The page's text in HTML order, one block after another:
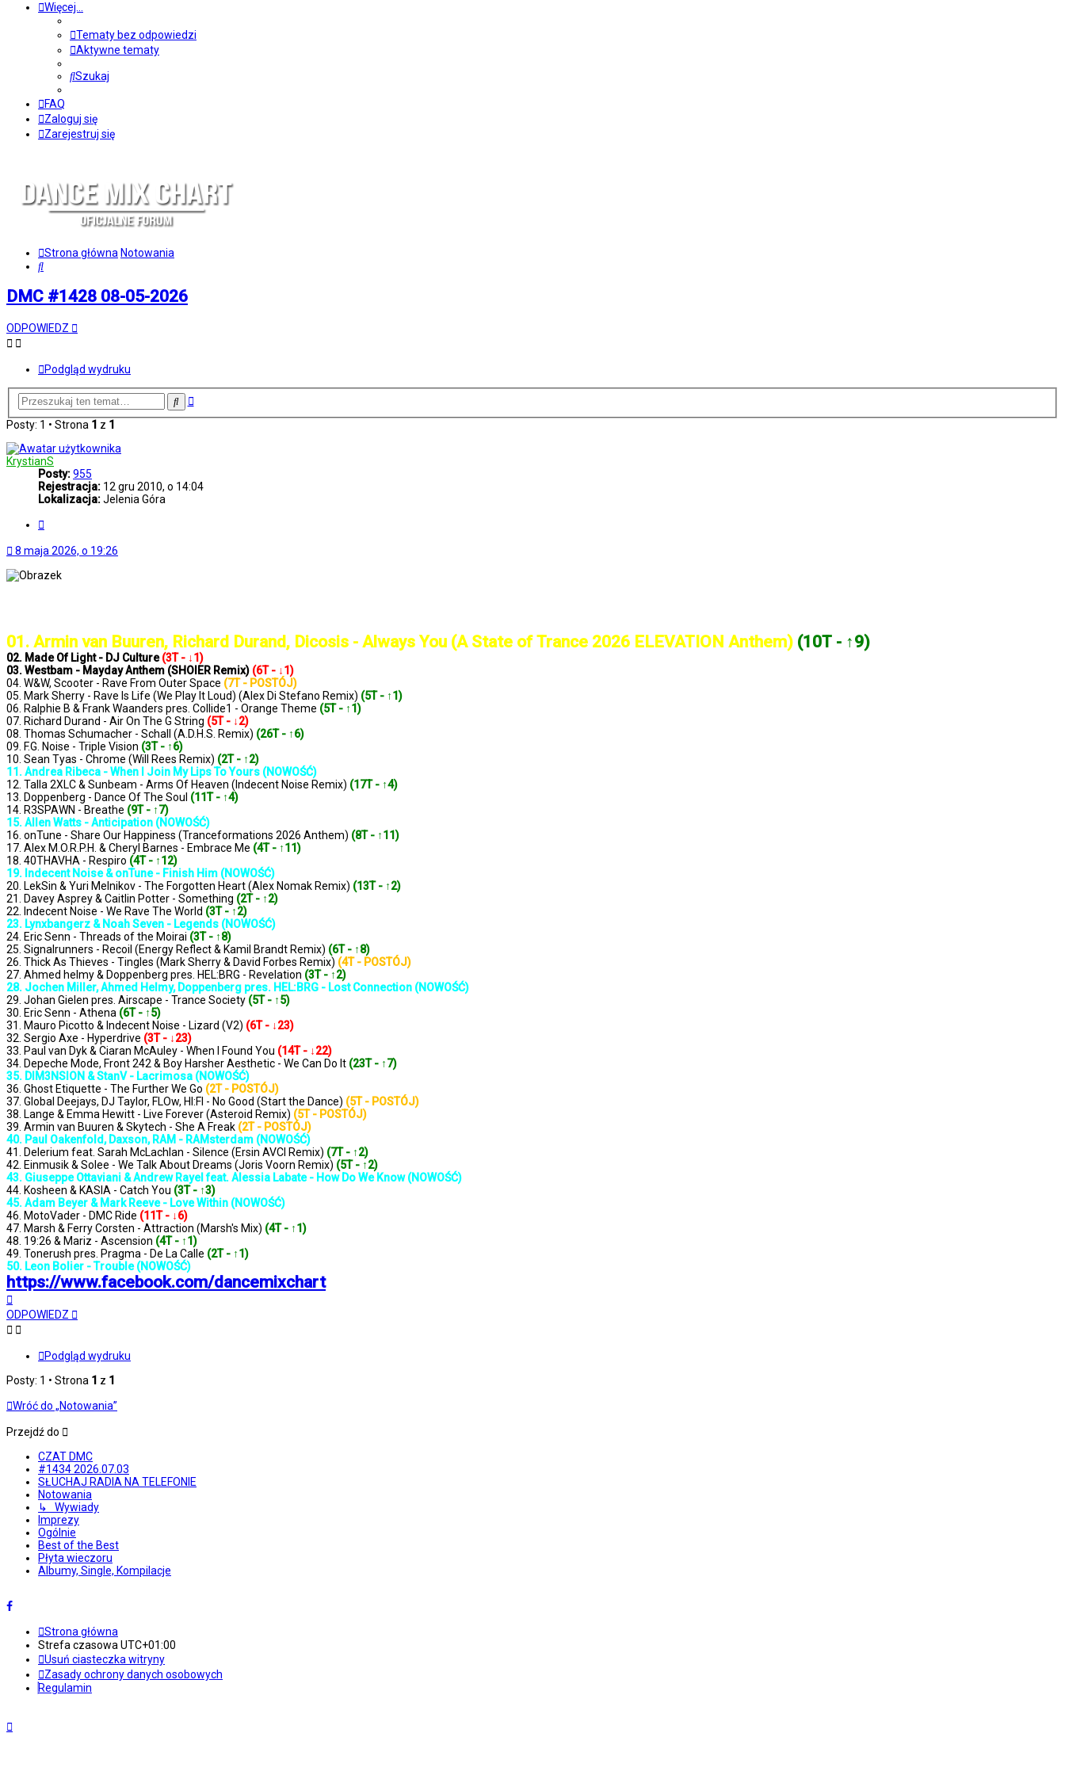
Więcej…
Tematy bez odpowiedzi
Aktywne tematy
Szukaj
FAQ
Zaloguj się
Zarejestruj się
Strona główna Notowania
Szukaj
DMC #1428 08-05-2026
ODPOWIEDZ
Podgląd wydruku
SzukajWyszukiwanie
Posty: 1 • Strona 1 z 1
KrystianS
Posty:955
Rejestracja: 12 gru 2010, o 14:04
Lokalizacja:Jelenia Góra
8 maja 2026, o 19:26
01. Armin van Buuren, Richard Durand, Dicosis - Always You (A State of Trance 2026 ELEVATION Anthem) (10T - ↑9)
02. Made Of Light - DJ Culture(3T - ↓1)
03. Westbam - Mayday Anthem (SHOIER Remix) (6T - ↓1)
04. W&W, Scooter - Rave From Outer Space (7T - POSTÓJ)
05. Mark Sherry - Rave Is Life (We Play It Loud) (Alex Di Stefano Remix) (5T - ↑1)
06. Ralphie B & Frank Waanders pres. Collide1 - Orange Theme (5T - ↑1)
07. Richard Durand - Air On The G String (5T - ↓2)
08. Thomas Schumacher - Schall (A.D.H.S. Remix) (26T - ↑6)
09. F.G. Noise - Triple Vision (3T - ↑6)
10. Sean Tyas - Chrome (Will Rees Remix) (2T - ↑2)
11. Andrea Ribeca - When I Join My Lips To Yours (NOWOŚĆ)
12. Talla 2XLC & Sunbeam - Arms Of Heaven (Indecent Noise Remix) (17T - ↑4)
13. Doppenberg - Dance Of The Soul (11T - ↑4)
14. R3SPAWN - Breathe (9T - ↑7)
15. Allen Watts - Anticipation (NOWOŚĆ)
16. onTune - Share Our Happiness (Tranceformations 2026 Anthem) (8T - ↑11)
17. Alex M.O.R.P.H. & Cheryl Barnes - Embrace Me (4T - ↑11)
18. 40THAVHA - Respiro (4T - ↑12)
19. Indecent Noise & onTune - Finish Him (NOWOŚĆ)
20. LekSin & Yuri Melnikov - The Forgotten Heart (Alex Nomak Remix) (13T - ↑2)
21. Davey Asprey & Caitlin Potter - Something (2T - ↑2)
22. Indecent Noise - We Rave The World (3T - ↑2)
23. Lynxbangerz & Noah Seven - Legends (NOWOŚĆ)
24. Eric Senn - Threads of the Moirai (3T - ↑8)
25. Signalrunners - Recoil (Energy Reflect & Kamil Brandt Remix) (6T - ↑8)
26. Thick As Thieves - Tingles (Mark Sherry & David Forbes Remix) (4T - POSTÓJ)
27. Ahmed helmy & Doppenberg pres. HEL:BRG - Revelation (3T - ↑2)
28. Jochen Miller, Ahmed Helmy, Doppenberg pres. HEL:BRG - Lost Connection (NOWOŚĆ)
29. Johan Gielen pres. Airscape - Trance Society (5T - ↑5)
30. Eric Senn - Athena (6T - ↑5)
31. Mauro Picotto & Indecent Noise - Lizard (V2) (6T - ↓23)
32. Sergio Axe - Hyperdrive (3T - ↓23)
33. Paul van Dyk & Ciaran McAuley - When I Found You (14T - ↓22)
34. Depeche Mode, Front 242 & Boy Harsher Aesthetic - We Can Do It (23T - ↑7)
35. DIM3NSION & StanV - Lacrimosa (NOWOŚĆ)
36. Ghost Etiquette - The Further We Go (2T - POSTÓJ)
37. Global Deejays, DJ Taylor, FLOw, HI:FI - No Good (Start the Dance) (5T - POSTÓJ)
38. Lange & Emma Hewitt - Live Forever (Asteroid Remix) (5T - POSTÓJ)
39. Armin van Buuren & Skytech - She A Freak (2T - POSTÓJ)
40. Paul Oakenfold, Daxson, RAM - RAMsterdam (NOWOŚĆ)
41. Delerium feat. Sarah McLachlan - Silence (Ersin AVCI Remix) (7T - ↑2)
42. Einmusik & Solee - We Talk About Dreams (Joris Voorn Remix) (5T - ↑2)
43. Giuseppe Ottaviani & Andrew Rayel feat. Alessia Labate - How Do We Know (NOWOŚĆ)
44. Kosheen & KASIA - Catch You (3T - ↑3)
45. Adam Beyer & Mark Reeve - Love Within (NOWOŚĆ)
46. MotoVader - DMC Ride (11T - ↓6)
47. Marsh & Ferry Corsten - Attraction (Marsh's Mix) (4T - ↑1)
48. 19:26 & Mariz - Ascension (4T - ↑1)
49. Tonerush pres. Pragma - De La Calle (2T - ↑1)
50. Leon Bolier - Trouble (NOWOŚĆ)
https://www.facebook.com/dancemixchart
górę
ODPOWIEDZ
Podgląd wydruku
Posty: 1 • Strona 1 z 1
Wróć do „Notowania”
Przejdź do
CZAT DMC
#1434 2026.07.03
SŁUCHAJ RADIA NA TELEFONIE
Notowania
↳ Wywiady
Imprezy
Ogólnie
Best of the Best
Płyta wieczoru
Albumy, Single, Kompilacje
Strona główna
Strefa czasowaUTC+01:00
Usuń ciasteczka witryny
Zasady ochrony danych osobowych
Regulamin